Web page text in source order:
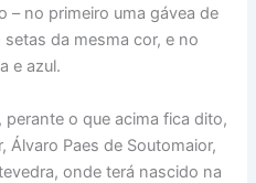
– no primeiro uma gávea de
da mesma cor, e no
e azul.
o que acima fica dito,
Álvaro Paes de Soutomaior,
onde terá nascido na